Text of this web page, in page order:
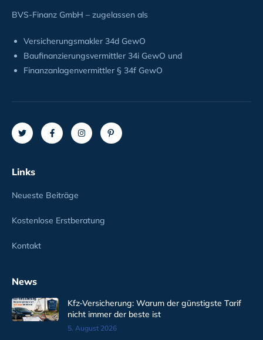
BVS-Finanz GmbH – zugelassen als
Versicherungsmakler 34d GewO
Baufinanzierungsvermittler 34i GewO und
Finanzanlagenvermittler § 34f GewO
Links
Neueste Beiträge
Kostenlose Erstberatung
Kontakt
News
Kfz-Versicherung: Warum der günstigste Tarif
nicht immer der beste ist
5. August 2026